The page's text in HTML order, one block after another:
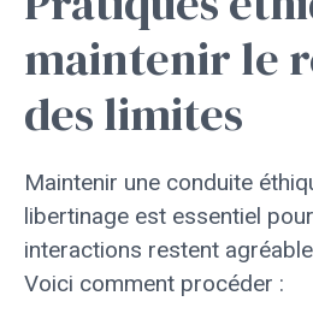
maintenir le
des limites
Maintenir une conduite
libertinage est essentiel
interactions restent
Voici comment procéder :